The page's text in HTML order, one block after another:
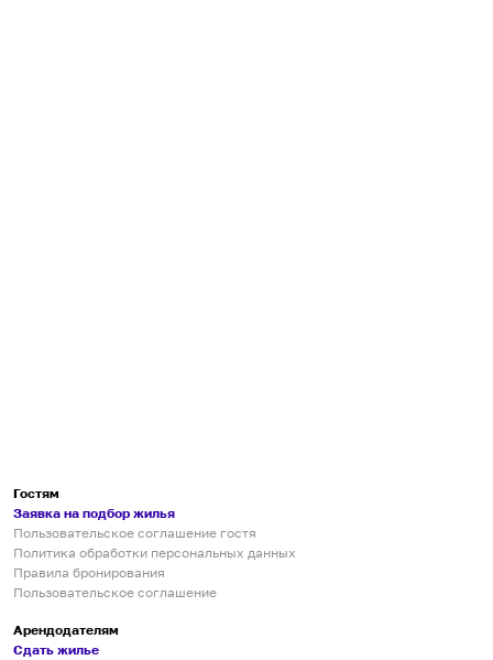
Гостям
Заявка на подбор жилья
Пользовательское соглашение гостя
Политика обработки персональных данных
Правила бронирования
Пользовательское соглашение
Арендодателям
Сдать жилье